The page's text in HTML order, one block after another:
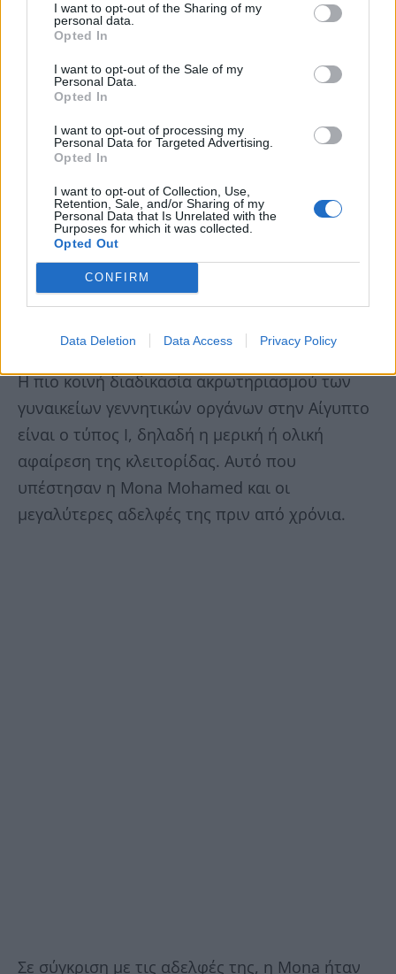
I want to opt-out of the Sharing of my
personal data.
Opted In
I want to opt-out of the Sale of my
Personal Data.
Opted In
I want to opt-out of processing my
Personal Data for Targeted Advertising.
Opted In
I want to opt-out of Collection, Use,
Retention, Sale, and/or Sharing of my
Personal Data that Is Unrelated with the
Purposes for which it was collected.
Opted Out
CONFIRM
Data Deletion Data Access Privacy Policy
Παράδοση
Η πιο κοινή διαδικασία ακρωτηριασμού των
γυναικείων γεννητικών οργάνων στην Αίγυπτο
είναι ο τύπος Ι, δηλαδή η μερική ή ολική
αφαίρεση της κλειτορίδας. Αυτό που
υπέστησαν η Mona Mohamed και οι
μεγαλύτερες αδελφές της πριν από χρόνια.
Σε σύγκριση με τις αδελφές της, η Mona ήταν